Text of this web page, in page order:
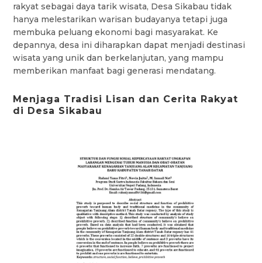
rakyat sebagai daya tarik wisata, Desa Sikabau tidak
hanya melestarikan warisan budayanya tetapi juga
membuka peluang ekonomi bagi masyarakat. Ke
depannya, desa ini diharapkan dapat menjadi destinasi
wisata yang unik dan berkelanjutan, yang mampu
memberikan manfaat bagi generasi mendatang.
Menjaga Tradisi Lisan dan Cerita Rakyat
di Desa Sikabau